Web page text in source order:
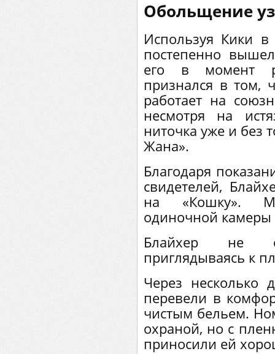
Обольщение
Используя Кики в
постепенно
его в момент
признался в том,
работает на
несмотря на
ниточка уже и без
Жана».
Благодаря
свидетелей,
на «Кошку».
одиночной
Блайхер не
приглядываясь к
Через несколько
перевели в
чистым бельем.
охраной, но с
приносили ей